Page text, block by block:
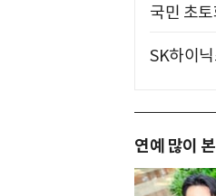
국민 초
SK하이
연예 많이